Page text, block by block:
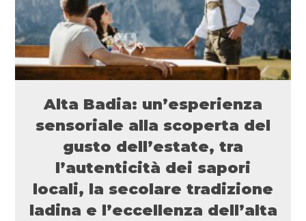
Alta Badia: un’esperienza
sensoriale alla scoperta del
gusto dell’estate, tra
l’autenticità dei sapori
locali, la secolare tradizione
ladina e l’eccellenza dell’alta